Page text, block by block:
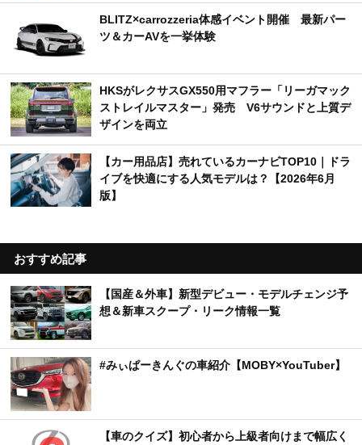
BLITZ×carrozzeria体感イベント開催 最新パー
ツ＆カーAVを一挙体験
HKSがレクサスGX550用マフラー「リーガマック
ストレイルマスター」発売 V6サウンドと上質デ
ザインを両立
【カー用品店】売れているカーナビTOP10｜ドラ
イブを快適にする人気モデルは？【2026年6月
版】
おすすめ記事
【国産＆外車】新型デビュー・モデルチェンジ予
想＆新車スクープ・リーク情報一覧
#みぃぱーきんぐの車紹介【MOBY×YouTuber】
【車のクイズ】初心者から上級者向けまで幅広く